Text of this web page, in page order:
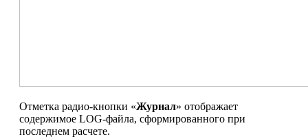
Отметка радио-кнопки «Журнал» отображает
содержимое LOG-файла, сформированного при
последнем расчете.